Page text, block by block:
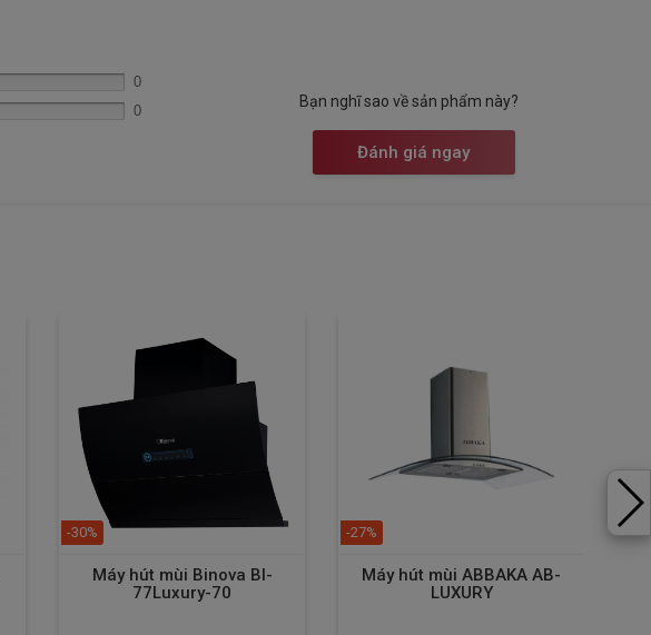
0
0
Bạn nghĩ sao về sản phẩm này?
Đánh giá ngay
-30%
Máy hút mùi Binova BI-
77Luxury-70
-27%
Máy hút mùi ABBAKA AB-
LUXURY
-